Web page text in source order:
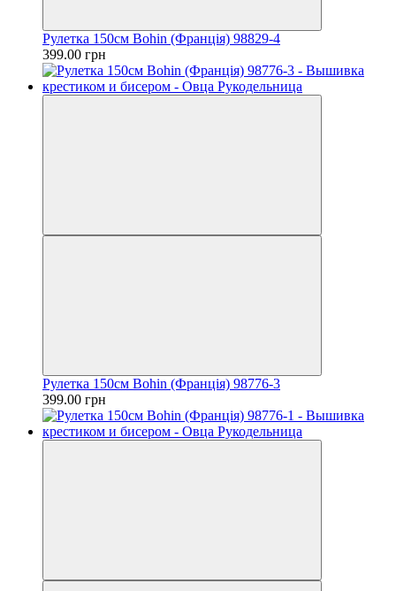
Рулетка 150см Bohin (Франція) 98829-4
399.00 грн
Рулетка 150см Bohin (Франція) 98776-3
399.00 грн